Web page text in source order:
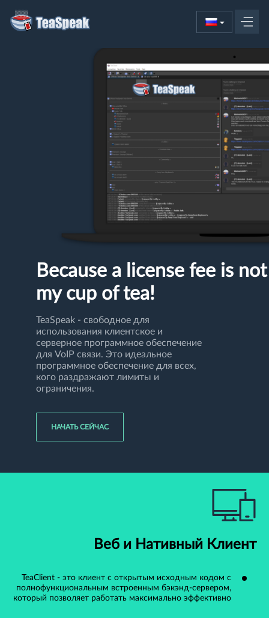
Because a license fee is not
my cup of tea!
TeaSpeak - свободное для
использования клиентское и
серверное программное обеспечение
для VoIP связи. Это идеальное
программное обеспечение для всех,
кого раздражают лимиты и
ограничения.
НАЧАТЬ СЕЙЧАС
Веб и Нативный Клиент
TeaClient - это клиент с открытым исходным кодом с
полнофункциональным встроенным бэкэнд-сервером,
который позволяет работать максимально эффективно